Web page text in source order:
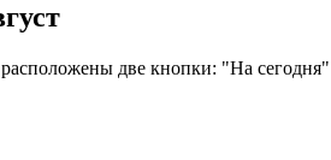
две кнопки: "На